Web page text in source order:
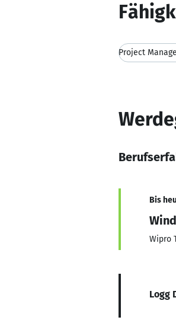
Project
Bis
Wipro
Logg